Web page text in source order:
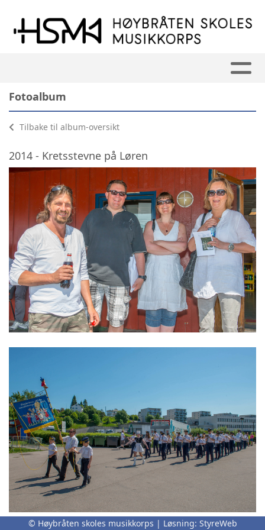
Fotoalbum
Tilbake til album-oversikt
2014 - Kretsstevne på Løren
© Høybråten skoles musikkorps | Løsning: StyreWeb